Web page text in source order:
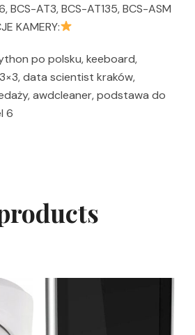
BCS-AT3, BCS-AT135, BCS-ASM
KAMERY:
po polsku, keeboard,
data scientist kraków,
awdcleaner, podstawa do
6